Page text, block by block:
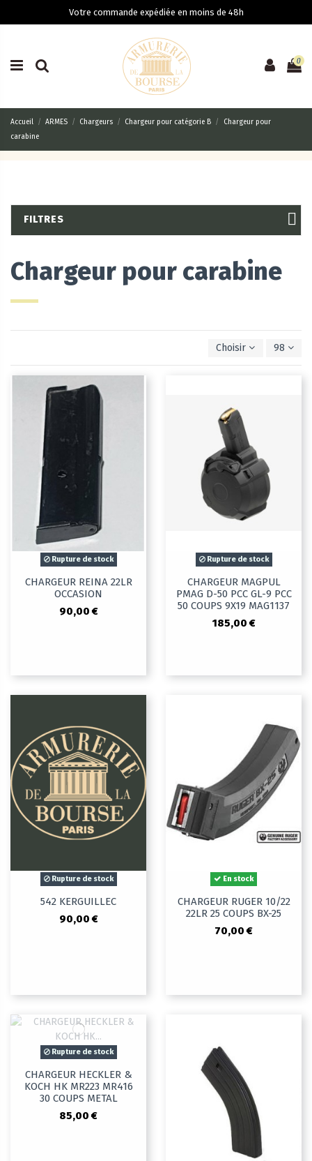
Votre commande expédiée en moins de 48h
0
Accueil ARMES Chargeurs Chargeur pour catégorie B
Chargeur pour
carabine
Chargeur pour carabine
Choisir 98
Rupture de stock
CHARGEUR REINA 22LR
OCCASION
90,00 €
Rupture de stock
CHARGEUR MAGPUL
PMAG D-50 PCC GL-9 PCC
50 COUPS 9X19 MAG1137
185,00 €
Rupture de stock
542 KERGUILLEC
90,00 €
En stock
CHARGEUR RUGER 10/22
22LR 25 COUPS BX-25
70,00 €
Rupture de stock
CHARGEUR HECKLER &
KOCH HK MR223 MR416
30 COUPS METAL
85,00 €
FILTRES